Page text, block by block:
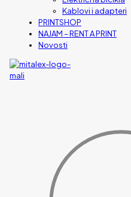
Kablovi i adapteri
PRINTSHOP
NAJAM – RENT A PRINT
Novosti